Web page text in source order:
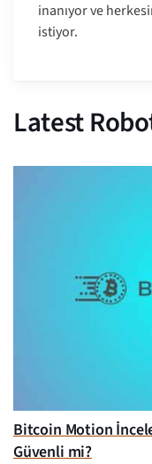
inanıyor ve
istiyor.
Latest
Bitcoin Motion
Güvenli mi?